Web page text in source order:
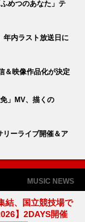
めつのあなた」テ
内ラスト放送日に
＆映像作品化が決定
」MV、描くの
リーライブ開催＆ア
MUSIC NEWS
結、国立競技場で
】2DAYS開催